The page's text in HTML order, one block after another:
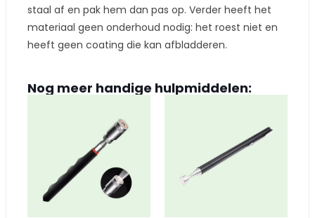
staal af en pak hem dan pas op. Verder heeft het
materiaal geen onderhoud nodig: het roest niet en
heeft geen coating die kan afbladderen.
Nog meer handige hulpmiddelen: